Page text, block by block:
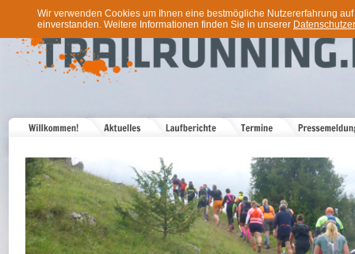
Wir verwenden Cookies um Ihnen eine bestmögliche Nutzererfahrung
einverstanden. Weitere Informationen finden Sie in unserer